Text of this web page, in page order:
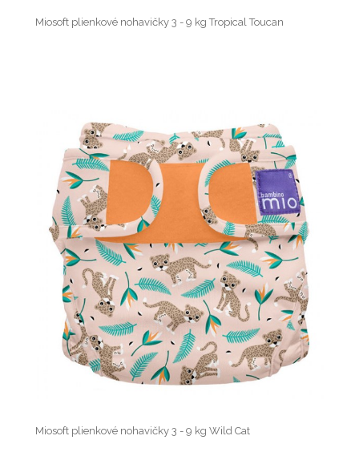
Miosoft plienkové nohavičky 3 - 9 kg Tropical Toucan
Miosoft plienkové nohavičky 3 - 9 kg Wild Cat